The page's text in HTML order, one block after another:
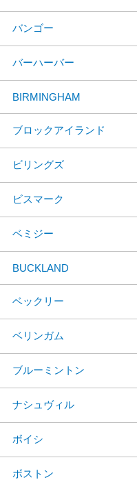
バンゴー
バーハーバー
BIRMINGHAM
ブロックアイランド
ビリングズ
ビスマーク
ベミジー
BUCKLAND
ベックリー
ベリンガム
ブルーミントン
ナシュヴィル
ボイシ
ボストン